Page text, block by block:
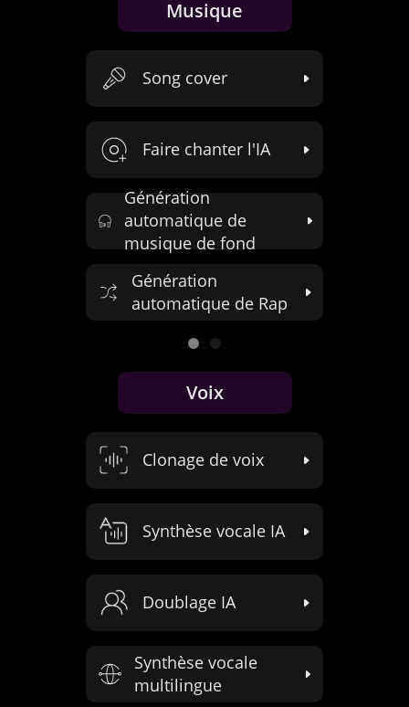
Musique
musique par l'IA
Transformer parole en
chanson
Générer des paroles
avec IA
Composition à partir
des paroles
Voix
Édition audio
Personnalisation de
la voix
Narration par IA
Supprimer et Retirer la
Voix d'une Chanson